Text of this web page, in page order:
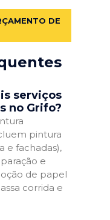
DE
serviços
no Grifo?
pintura
e fachadas),
e
de papel
corrida e